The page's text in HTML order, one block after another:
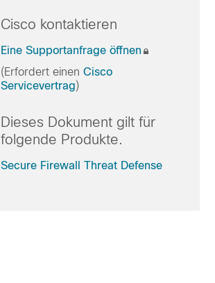
Cisco kontaktieren
Eine Supportanfrage öffnen
(Erfordert einen Cisco
Servicevertrag)
Dieses Dokument gilt für
folgende Produkte.
Secure Firewall Threat Defense